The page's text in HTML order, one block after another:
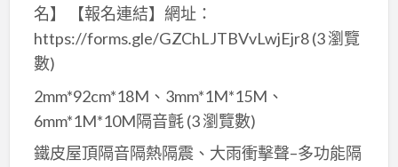
名】 【報名連結】網址：
https://forms.gle/GZChLJTBVvLwjEjr8(3 瀏覽
數)
2mm*92cm*18M、3mm*1M*15M、
6mm*1M*10M隔音氈(3 瀏覽數)
鐵皮屋頂隔音隔熱隔震、大雨衝擊聲–多功能隔